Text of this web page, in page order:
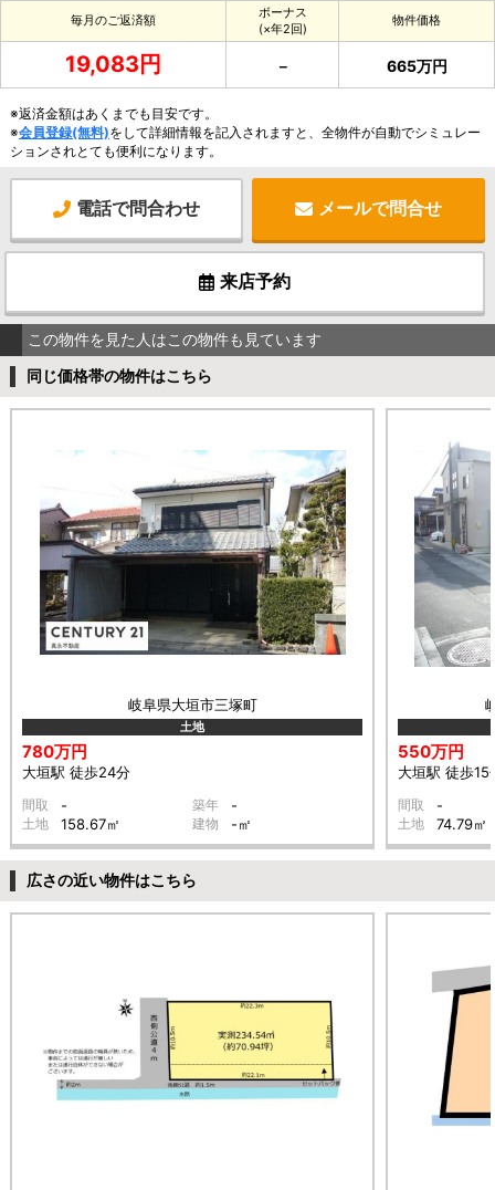
毎月のご返済額
ボーナス
(×年2回)
物件価格
19,083円 － 665万円
※返済金額はあくまでも目安です。
※会員登録(無料)をして詳細情報を記入されますと、全物件が自動でシミュレー
ションされとても便利になります。
電話で問合わせ メールで問合せ
来店予約
この物件を見た人はこの物件も見ています
同じ価格帯の物件はこちら
岐阜県大垣市三塚町
土地
780万円
大垣駅 徒歩24分
間取 - 築年 -
土地 158.67㎡ 建物 -㎡
550万円
大垣駅 徒歩15
間取 -
土地 74.79㎡
広さの近い物件はこちら